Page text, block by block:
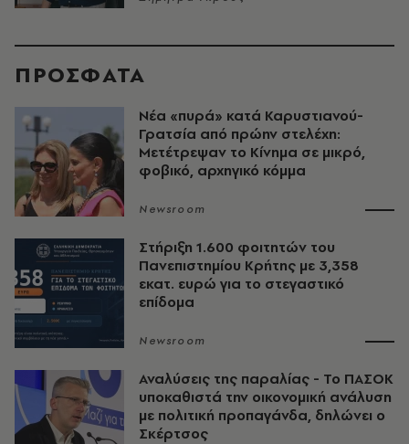
ΠΡΟΣΦΑΤΑ
Νέα «πυρά» κατά Καρυστιανού-
Γρατσία από πρώην στελέχη:
Μετέτρεψαν το Κίνημα σε μικρό,
φοβικό, αρχηγικό κόμμα
Newsroom
Στήριξη 1.600 φοιτητών του
Πανεπιστημίου Κρήτης με 3,358
εκατ. ευρώ για το στεγαστικό
επίδομα
Newsroom
Αναλύσεις της παραλίας - Το ΠΑΣΟΚ
υποκαθιστά την οικονομική ανάλυση
με πολιτική προπαγάνδα, δηλώνει ο
Σκέρτσος